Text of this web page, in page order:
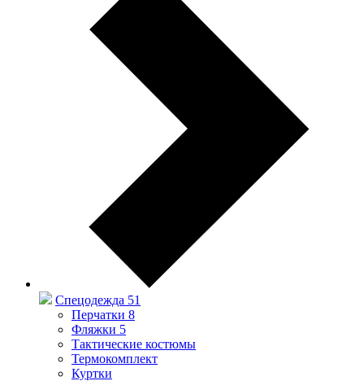
Спецодежда 51
Перчатки 8
Фляжки 5
Тактические костюмы
Термокомплект
Куртки